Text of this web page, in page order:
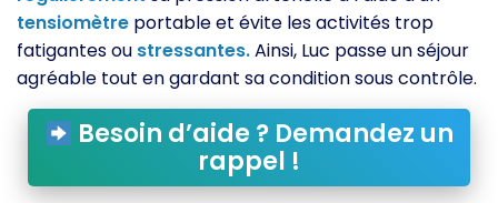
tensiomètre portable et évite les activités trop
fatigantes ou stressantes.Ainsi, Luc passe un séjour
agréable tout en gardant sa condition sous contrôle.
Besoin d’aide ? Demandez un
rappel !